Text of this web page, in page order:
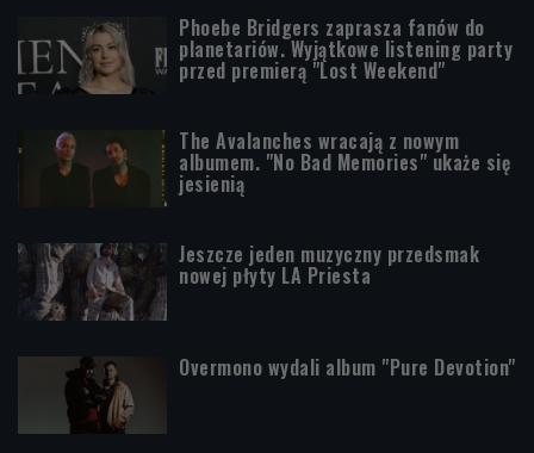
Phoebe Bridgers zaprasza fanów do
planetariów. Wyjątkowe listening party
przed premierą "Lost Weekend"
The Avalanches wracają z nowym
albumem. "No Bad Memories" ukaże się
jesienią
Jeszcze jeden muzyczny przedsmak
nowej płyty LA Priesta
Overmono wydali album "Pure Devotion"